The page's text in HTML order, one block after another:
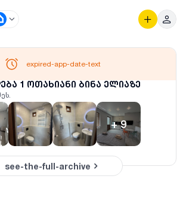
1 ოთახიანი ბინა ელიაზე
+9
expired-app-date-text
see-the-full-archive